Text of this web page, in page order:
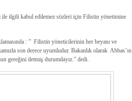
ilgili kabul edilemez sözleri için Filistin yönetimine
: ” Filistin yöneticilerinin her beyanı ve
son derece uyumludur. Bakanlık olarak Abbas’ın
gereğini iletmiş durumdayız.” dedi.